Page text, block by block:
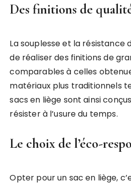
Des finitions de
La souplesse et la
de réaliser des finitions de
comparables à celles
matériaux plus traditionnels
sacs en liège sont ainsi
résister à l’usure du temps.
Le choix de l’éco-
Opter pour un sac en liège,